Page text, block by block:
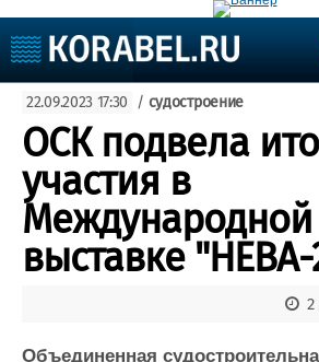
Судоходство
Судоремонт
События
Порты
Рыболовство
ВМФ
Образование
Яхты и катера
Еще
Пульс
Доска
22.09.2023 17:30 / судостроение
ОСК подвела
участия в
Международной
выставке "НЕВА-
Объединенная